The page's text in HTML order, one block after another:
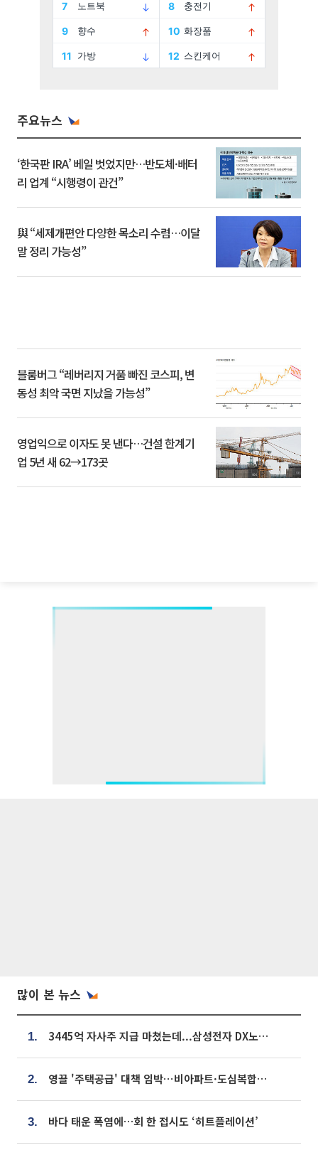
주요뉴스
‘한국판 IRA’ 베일 벗었지만…반도체·배터
리 업계 “시행령이 관건”
與 “세제개편안 다양한 목소리 수렴…이달
말 정리 가능성”
블룸버그 “레버리지 거품 빠진 코스피, 변
동성 최악 국면 지났을 가능성”
영업익으로 이자도 못 낸다…건설 한계기
업 5년 새 62→173곳
많이 본 뉴스
1. 3445억 자사주 지급 마쳤는데...삼성전자 DX노조, 뒤늦은 '떼쓰기 집회'
2. 영끌 '주택공급' 대책 임박⋯비아파트·도심복합까지 총동원
3. 바다 태운 폭염에…회 한 접시도 ‘히트플레이션’